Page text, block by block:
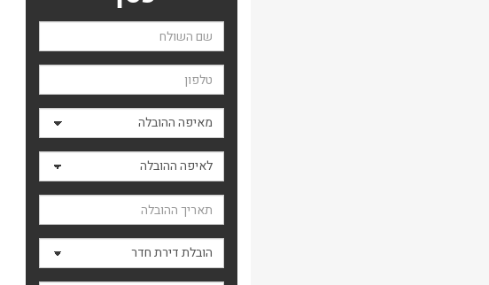
שם השולח
טלפון
מאיפה ההובלה
תאריך ההובלה
סוג ההובלה